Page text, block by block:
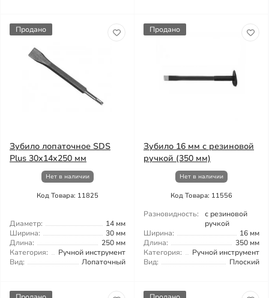
Продано
Зубило лопаточное SDS
Plus 30x14x250 мм
Нет в наличии
Код Товара: 11825
Диаметр:
14 мм
Ширина:
30 мм
Длина:
250 мм
Категория:
Ручной инструмент
Вид:
Лопаточный
Продано
Зубило 16 мм с резиновой
ручкой (350 мм)
Нет в наличии
Код Товара: 11556
Разновидность:
с резиновой
ручкой
Ширина:
16 мм
Длина:
350 мм
Категория:
Ручной инструмент
Вид:
Плоский